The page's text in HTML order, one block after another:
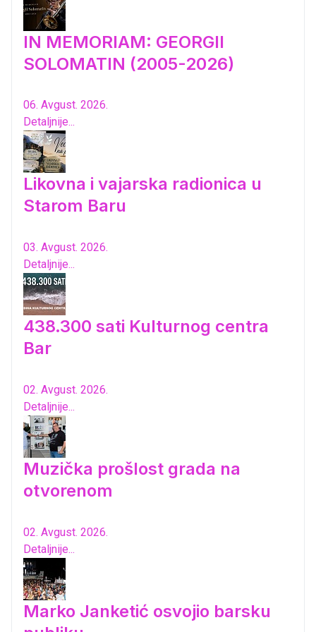
IN MEMORIAM: GEORGII
SOLOMATIN (2005-2026)
06. Avgust. 2026.
Detaljnije...
Likovna i vajarska radionica u
Starom Baru
03. Avgust. 2026.
Detaljnije...
438.300 sati Kulturnog centra
Bar
02. Avgust. 2026.
Detaljnije...
Muzička prošlost grada na
otvorenom
02. Avgust. 2026.
Detaljnije...
Marko Janketić osvojio barsku